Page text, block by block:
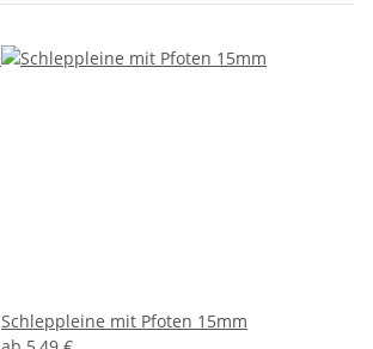
Schleppleine mit Pfoten 15mm